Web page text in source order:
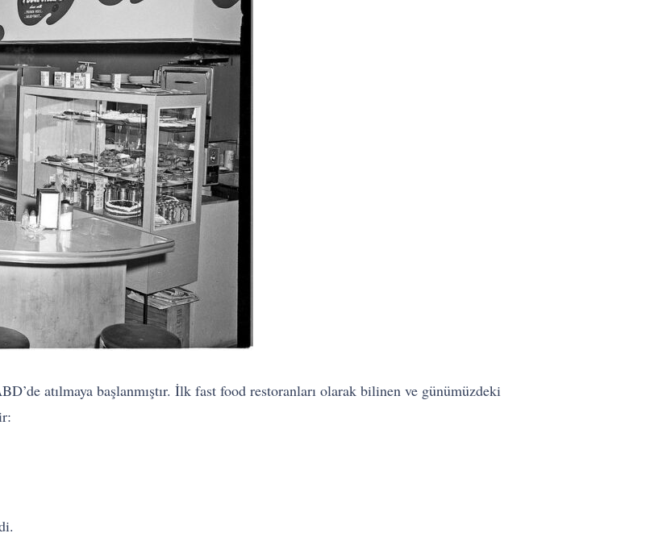
atılmaya başlanmıştır. İlk fast food restoranları olarak bilinen ve günümüzdeki